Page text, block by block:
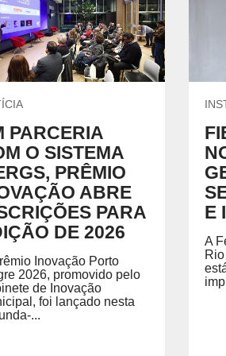
de Espaços
SESI
MÉDIO
onde os alunos são instigados a valorizar
para garantir mais oportunidades na
MOODLE EJA
Moodle EJA
DO SESI
nossas unidades.
PARCERIA
O SISTEMA
PRÊMIO
ABRE
PARA
DE 2026
Inovação Porto
2026, promovido pelo
de Inovação
foi lançado nesta
...
E
A